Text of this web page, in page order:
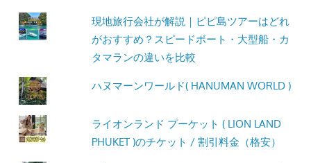
現地旅行会社が解説｜ピピ島ツアーはどれ
がおすすめ？スピードボート・大型船・カ
タマランの違いを比較
ハヌマーンワールド( HANUMAN WORLD )
ライオンランド プーケット ( LION LAND
PHUKET )のチケット / 割引料金（格安）